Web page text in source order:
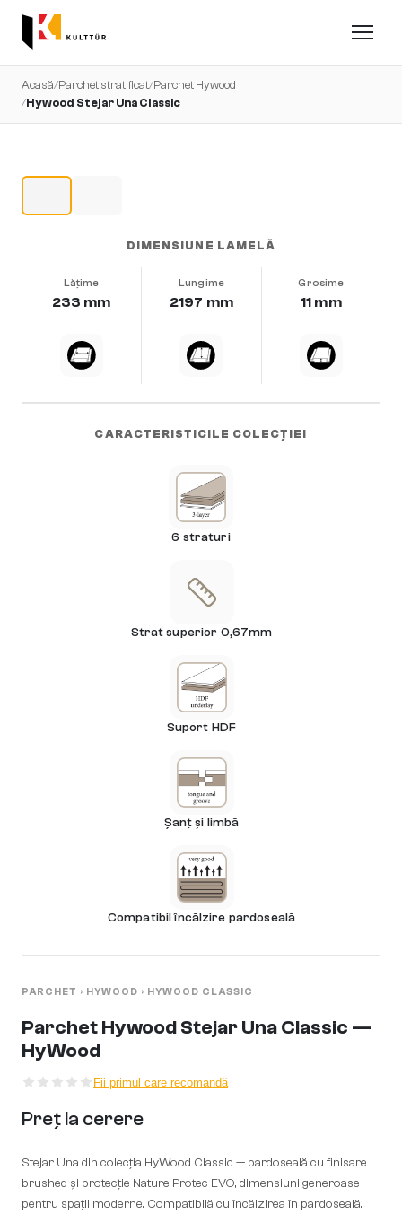
Acasă/Parchet stratificat/Parchet Hywood
/Hywood Stejar Una Classic
DIMENSIUNE LAMELĂ
Lățime
233 mm
Lungime
2197 mm
Grosime
11 mm
CARACTERISTICILE COLECȚIEI
6 straturi
Strat superior 0,67mm
Suport HDF
Șanț și limbă
Compatibil încălzire pardoseală
PARCHET › HYWOOD › HYWOOD CLASSIC
Parchet Hywood Stejar Una Classic —
HyWood
Fii primul care recomandă
Preț la cerere
Stejar Una din colecția HyWood Classic — pardoseală cu finisare
brushed și protecție Nature Protec EVO, dimensiuni generoase
pentru spații moderne. Compatibilă cu încălzirea în pardoseală.